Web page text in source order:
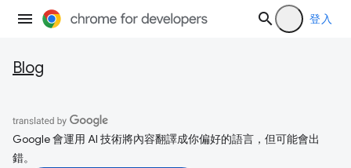
登入
Blog
Google 會運用 AI 技術將內容翻譯成你偏好的語言，但可能會出
錯。